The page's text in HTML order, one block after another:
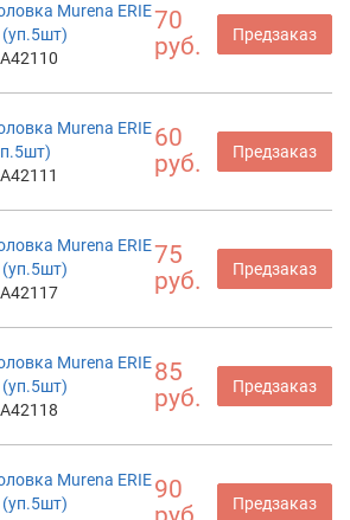
Murena ERIE70
руб.
Предзаказ
Murena ERIE60
руб.
Предзаказ
Murena ERIE75
руб.
Предзаказ
Murena ERIE85
руб.
Предзаказ
Murena ERIE90
Предзаказ